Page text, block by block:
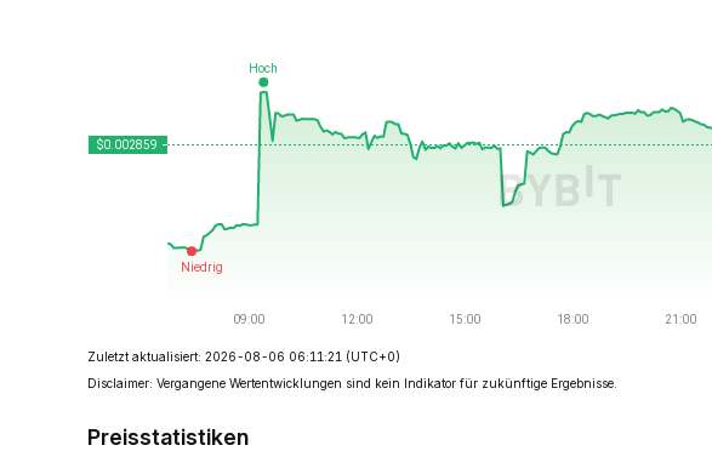
Zuletzt aktualisiert: 2026-08-06 06:11:21 (UTC+0)
Disclaimer: Vergangene Wertentwicklungen sind kein Indikator für zukünftige Ergebnisse.
Preisstatistiken